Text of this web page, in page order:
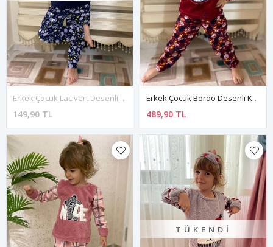
Erkek Çocuk Lacivert Desenli Kışlık Polar Pijama Takımı 5K-4501L
149,90 TL
Erkek Çocuk Bordo Desenli Kışlık Polar Pijama Takımı 5K-4501B
489,90 TL
TÜKENDI